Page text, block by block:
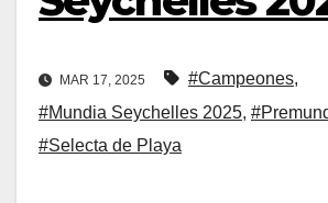
MAR 17, 2025 #Campeones,
#Mundia Seychelles 2025,
#Selecta de Playa